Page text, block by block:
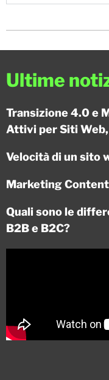
Ultime
Transizione 4.0 e
Attivi per Siti Web,
Velocità di un sito
Marketing
Quali sono le
B2B e B2C?